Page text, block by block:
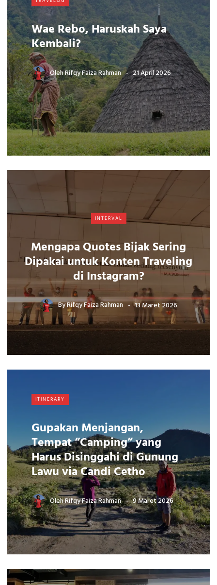
Wae Rebo, Haruskah Saya
Kembali?
OlehRifqy Faiza Rahman 21 April 2026
INTERVAL
Mengapa Quotes Bijak Sering
Dipakai untuk Konten Traveling
di Instagram?
ByRifqy Faiza Rahman 13 Maret 2026
ITINERARY
Gupakan Menjangan,
Tempat “Camping” yang
Harus Disinggahi di Gunung
Lawu via Candi Cetho
OlehRifqy Faiza Rahman 9 Maret 2026